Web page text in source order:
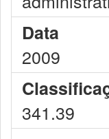
Data
2009
341.39